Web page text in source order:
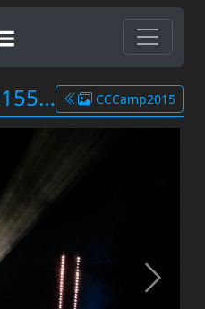
IMG_20150815_215531.jpg CCCamp2015